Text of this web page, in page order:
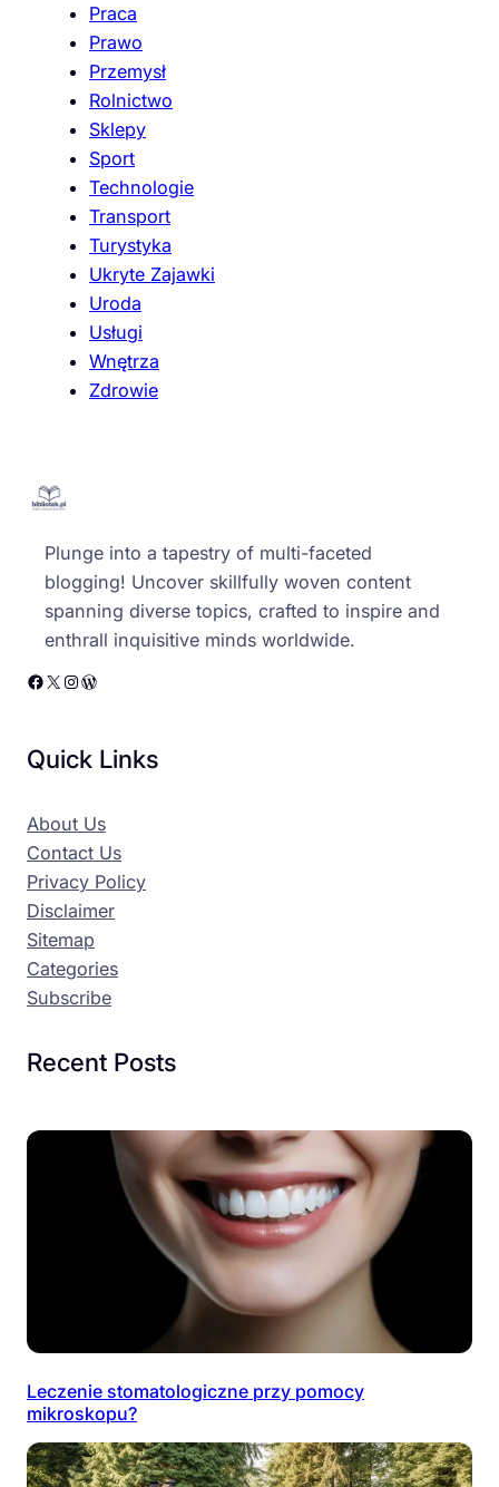
Praca
Prawo
Przemysł
Rolnictwo
Sklepy
Sport
Technologie
Transport
Turystyka
Ukryte Zajawki
Uroda
Usługi
Wnętrza
Zdrowie
Plunge into a tapestry of multi-faceted
blogging! Uncover skillfully woven content
spanning diverse topics, crafted to inspire and
enthrall inquisitive minds worldwide.
Facebook X Instagram WordPress
Quick Links
About Us
Contact Us
Privacy Policy
Disclaimer
Sitemap
Categories
Subscribe
Recent Posts
Leczenie stomatologiczne przy pomocy
mikroskopu?